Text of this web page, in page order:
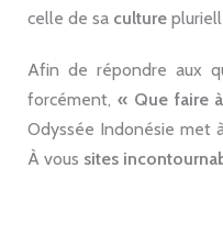
celle de sa culture
Afin de répondre aux
forcément, « Que faire
Odyssée Indonésie met
À vous sites